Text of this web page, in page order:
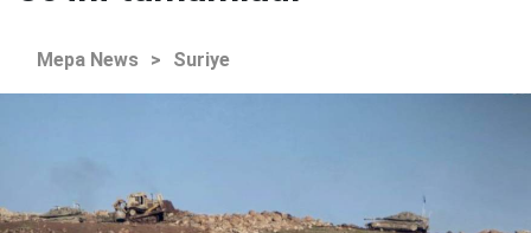
Mepa News > Suriye